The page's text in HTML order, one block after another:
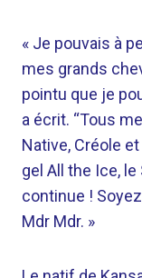
« Je pouvais à
mes grands
pointu que je
a écrit. “Tous
Native, Créole
gel All the Ice,
continue !
Mdr Mdr. »